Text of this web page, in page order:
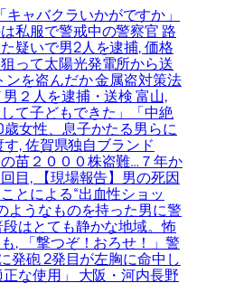
キャバクラいかがですか」
私服で警戒中の警察官 路
疑いで男2人を逮捕, 価格
って太陽光発電所から送
ンを盗んだか 金属盗対策法
２人を逮捕・送検 富山,
して子どもできた」「中絶
女性、息子かたる男らに
, 佐賀県独自ブランド
の苗２０００株盗難…７年か
目, 【現場報告】男の死因
とによる“出血性ショッ
ようなものを持った男に警
はとても静かな地域。怖
, 「撃つぞ！おろせ！」警
発砲 2発目が左胸に命中し
な使用」 大阪・河内長野